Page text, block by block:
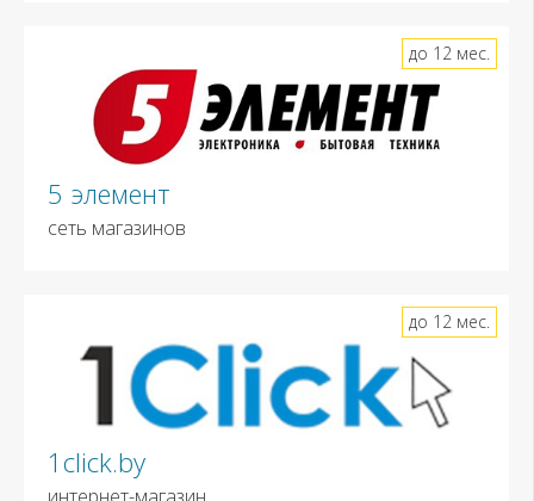
5 элемент
сеть магазинов
до 12 мес.
1click.by
до 12 мес.